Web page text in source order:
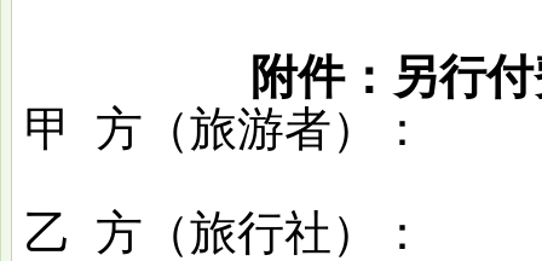
附件：另行
甲
方（旅游者）：
乙 方（旅行社）：